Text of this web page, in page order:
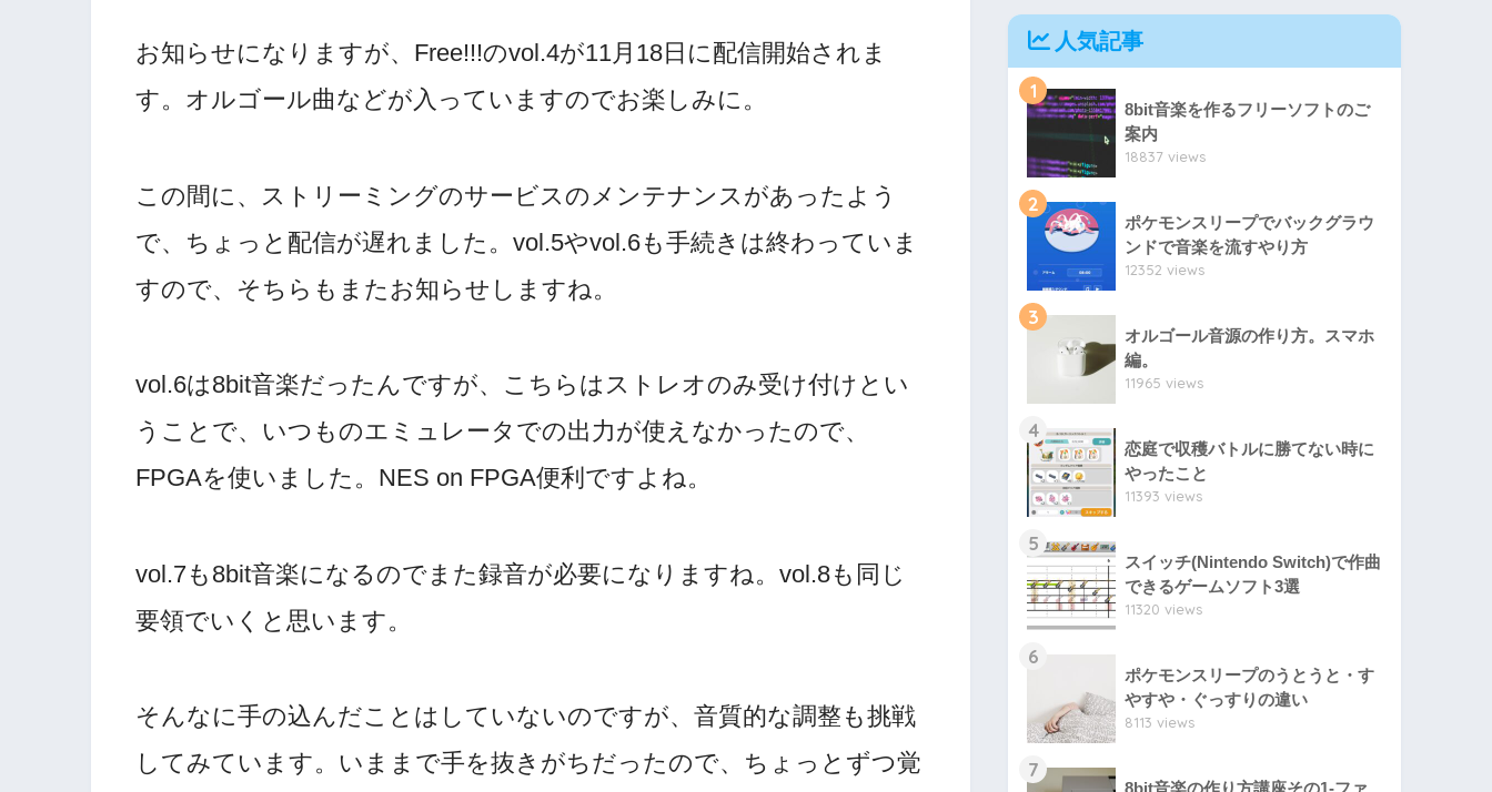
お知らせになりますが、Free!!!のvol.4が11月18日に配信開始されま
す。オルゴール曲などが入っていますのでお楽しみに。
この間に、ストリーミングのサービスのメンテナンスがあったよう
で、ちょっと配信が遅れました。vol.5やvol.6も手続きは終わっていま
すので、そちらもまたお知らせしますね。
vol.6は8bit音楽だったんですが、こちらはストレオのみ受け付けとい
うことで、いつものエミュレータでの出力が使えなかったので、
FPGAを使いました。NES on FPGA便利ですよね。
vol.7も8bit音楽になるのでまた録音が必要になりますね。vol.8も同じ
要領でいくと思います。
そんなに手の込んだことはしていないのですが、音質的な調整も挑戦
してみています。いままで手を抜きがちだったので、ちょっとずつ覚
人気記事
1
8bit音楽を作るフリーソフトのご
案内
18837 views
2
ポケモンスリープでバックグラウ
ンドで音楽を流すやり方
12352 views
3
オルゴール音源の作り方。スマホ
編。
11965 views
4
恋庭で収穫バトルに勝てない時に
やったこと
11393 views
5
スイッチ(Nintendo Switch)で作曲
できるゲームソフト3選
11320 views
6
ポケモンスリープのうとうと・す
やすや・ぐっすりの違い
8113 views
7